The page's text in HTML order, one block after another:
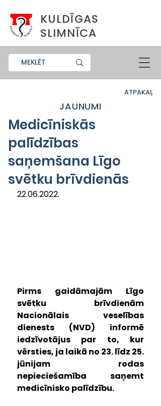
KULDĪGAS
SLIMNĪCA
ATPAKAĻ
JAUNUMI
Medicīniskās
palīdzības
saņemšana Līgo
svētku brīvdienās
22.06.2022.
Pirms gaidāmajām Līgo
svētku brīvdienām
Nacionālais veselības
dienests (NVD) informē
iedzīvotājus par to, kur
vērsties, ja laikā no 23. līdz 25.
jūnijam rodas
nepieciešamība saņemt
medicīnisko palīdzību.